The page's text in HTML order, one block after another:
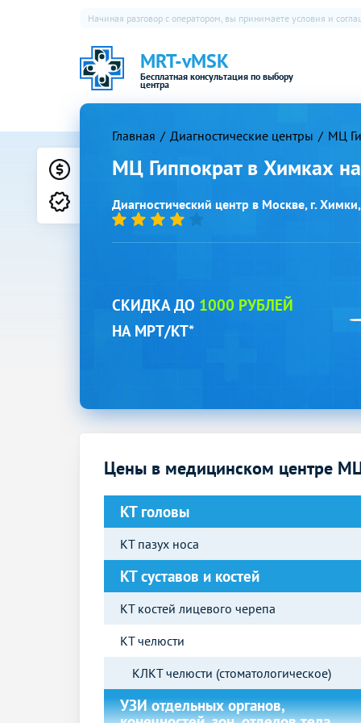
MRT-vMSK
Бесплатная консультация по выбору
центра
Начиная разговор с оператором, вы принимаете условия и
Лицензии
Главная Диагностические центры МЦ
МЦ Гиппократ в Химках
Диагностический центр в Москве, г.
СКИДКА ДО 1000 РУБЛЕЙ
НА МРТ/КТ*
Цены в медицинском центре
КТ головы
КТ пазух носа
КТ суставов и костей
КТ костей лицевого черепа
КТ челюсти
КЛКТ челюсти (стоматологическое)
УЗИ отдельных органов,